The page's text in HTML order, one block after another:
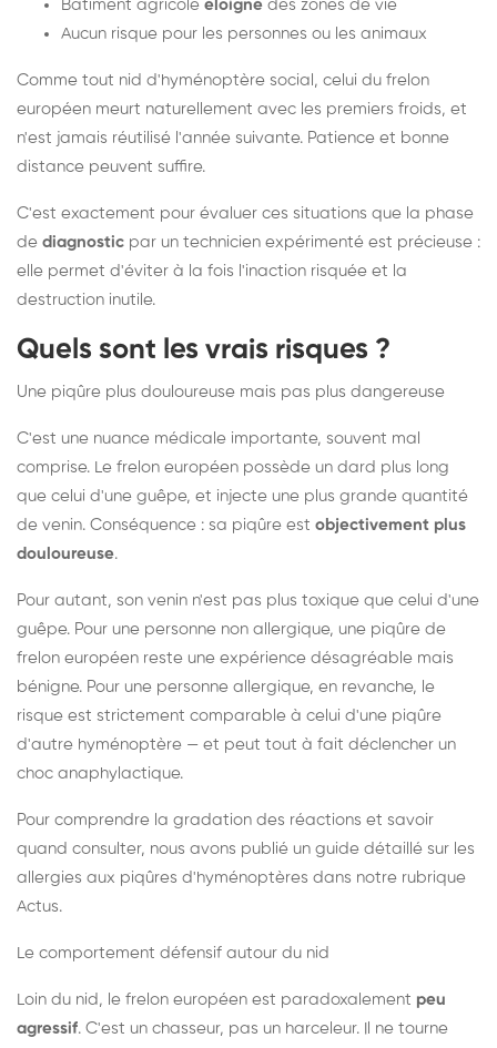
Bâtiment agricole éloigné des zones de vie
Aucun risque pour les personnes ou les animaux
Comme tout nid d'hyménoptère social, celui du frelon
européen meurt naturellement avec les premiers froids, et
n'est jamais réutilisé l'année suivante. Patience et bonne
distance peuvent suffire.
C'est exactement pour évaluer ces situations que la phase
de diagnostic par un technicien expérimenté est précieuse :
elle permet d'éviter à la fois l'inaction risquée et la
destruction inutile.
Quels sont les vrais risques ?
Une piqûre plus douloureuse mais pas plus dangereuse
C'est une nuance médicale importante, souvent mal
comprise. Le frelon européen possède un dard plus long
que celui d'une guêpe, et injecte une plus grande quantité
de venin. Conséquence : sa piqûre est objectivement plus
douloureuse.
Pour autant, son venin n'est pas plus toxique que celui d'une
guêpe. Pour une personne non allergique, une piqûre de
frelon européen reste une expérience désagréable mais
bénigne. Pour une personne allergique, en revanche, le
risque est strictement comparable à celui d'une piqûre
d'autre hyménoptère — et peut tout à fait déclencher un
choc anaphylactique.
Pour comprendre la gradation des réactions et savoir
quand consulter, nous avons publié un guide détaillé sur les
allergies aux piqûres d'hyménoptères dans notre rubrique
Actus.
Le comportement défensif autour du nid
Loin du nid, le frelon européen est paradoxalement peu
agressif. C'est un chasseur, pas un harceleur. Il ne tourne